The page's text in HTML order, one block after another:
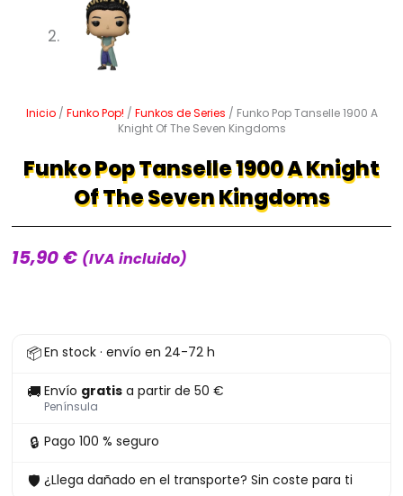
Inicio/ Funko Pop! / Funkos de Series / Funko Pop Tanselle 1900 A
Knight Of The Seven Kingdoms
Funko Pop Tanselle 1900 A Knight
Of The Seven Kingdoms
15,90€ (IVA incluido)
📦En stock · envío en 24-72 h
🚚 Envío gratis a partir de 50 €
Península
🔒 Pago 100 % seguro
🛡 ¿Llega dañado en el transporte? Sin coste para ti
Pop
Tanselle
1900
A
Of